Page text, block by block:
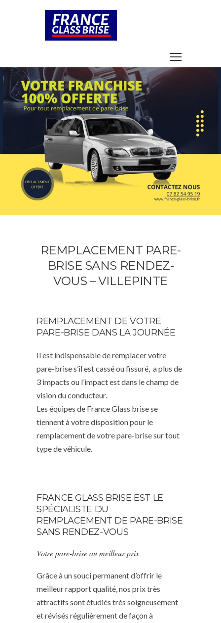
REMPLACEMENT PARE-
BRISE SANS RENDEZ-
VOUS – VILLEPINTE
REMPLACEMENT DE VOTRE
PARE-BRISE DANS LA JOURNÉE
Il est indispensable de remplacer votre
pare-brise s’il est cassé ou fissuré, a plus de
3 impacts ou l’impact est dans le champ de
vision du conducteur.
Les équipes de France Glass brise se
tiennent à votre disposition pour le
remplacement de votre pare-brise sur tout
type de véhicule.
FRANCE GLASS BRISE EST LE
SPÉCIALISTE DU
REMPLACEMENT DE PARE-BRISE
SANS RENDEZ-VOUS
Votre pare-brise au meilleur prix
Grâce à un souci permanent d’offrir le
meilleur rapport qualité, nos prix très
attractifs sont étudiés très soigneusement
et révisés régulièrement de façon à